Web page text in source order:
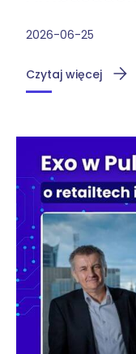
2026-06-25
Czytaj więcej